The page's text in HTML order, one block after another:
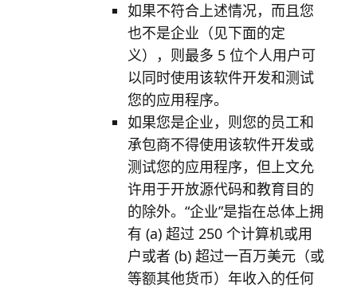
如果不符合上述情况，而且您
也不是企业（见下面的定
义），则最多 5 位个人用户可
以同时使用该软件开发和测试
您的应用程序。
如果您是企业，则您的员工和
承包商不得使用该软件开发或
测试您的应用程序，但上文允
许用于开放源代码和教育目的
的除外。“企业”是指在总体上拥
有 (a) 超过 250 个计算机或用
户或者 (b) 超过一百万美元（或
等额其他货币）年收入的任何